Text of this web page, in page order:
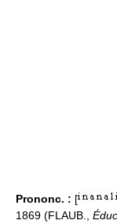
Prononc. : [
1869 (FLAUB.,